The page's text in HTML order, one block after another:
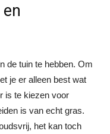
de tuin te hebben. Om
je er alleen best wat
is te kiezen voor
is van echt gras.
het kan toch